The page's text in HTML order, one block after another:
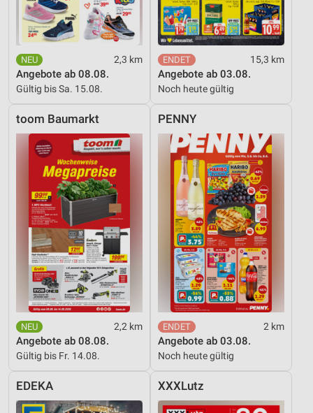
2,3 km
Angebote ab 08.08.
Gültig bis Sa. 15.08.
15,3 km
Angebote ab 03.08.
Noch heute gültig
toom Baumarkt
2,2 km
Angebote ab 08.08.
Gültig bis Fr. 14.08.
PENNY
2 km
Angebote ab 03.08.
Noch heute gültig
EDEKA XXXLutz